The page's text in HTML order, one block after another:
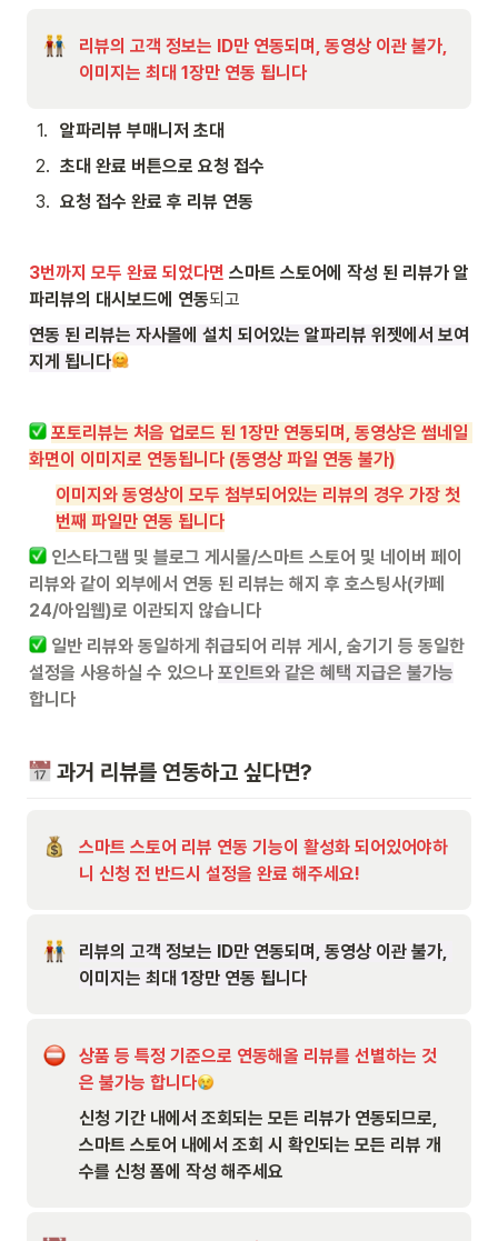
리뷰의 고객 정보는 ID만 연동되며, 동영상 이관 불가,
이미지는 최대 1장만 연동 됩니다
1.
알파리뷰 부매니저 초대
2. 초대 완료 버튼으로 요청 접수
3. 요청 접수 완료 후 리뷰 연동
3번까지 모두 완료 되었다면 스마트 스토어에 작성 된 리뷰가 알
파리뷰의 대시보드에 연동되고
연동 된 리뷰는 자사몰에 설치 되어있는 알파리뷰 위젯에서 보여
지게 됩니다
포토리뷰는 처음 업로드 된 1장만 연동되며, 동영상은 썸네일
화면이 이미지로 연동됩니다 (동영상 파일 연동 불가)
이미지와 동영상이 모두 첨부되어있는 리뷰의 경우 가장 첫
번째 파일만 연동 됩니다
인스타그램 및 블로그 게시물/스마트 스토어 및 네이버 페이
리뷰와 같이 외부에서 연동 된 리뷰는 해지 후 호스팅사(카페
24/아임웹)로 이관되지 않습니다
일반 리뷰와 동일하게 취급되어 리뷰 게시, 숨기기 등 동일한
설정을 사용하실 수 있으나 포인트와 같은 혜택 지급은 불가능
합니다
과거 리뷰를 연동하고 싶다면?
스마트 스토어 리뷰 연동 기능이 활성화 되어있어야하
니 신청 전 반드시 설정을 완료 해주세요!
리뷰의 고객 정보는 ID만 연동되며, 동영상 이관 불가,
이미지는 최대 1장만 연동 됩니다
상품 등 특정 기준으로 연동해올 리뷰를 선별하는 것
은 불가능 합니다
신청 기간 내에서 조회되는 모든 리뷰가 연동되므로,
스마트 스토어 내에서 조회 시 확인되는 모든 리뷰 개
수를 신청 폼에 작성 해주세요